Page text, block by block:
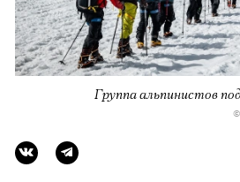
Группа альпинистов